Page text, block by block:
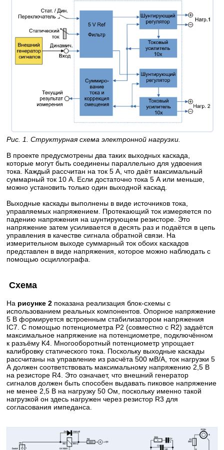
Рис. 1. Структурная схема электронной нагрузки.
В проекте предусмотрены два таких выходных каскада,
которые могут быть соединены параллельно для удвоения
тока. Каждый рассчитан на ток 5 А, что даёт максимальный
суммарный ток 10 А. Если достаточно тока 5 А или меньше,
можно установить только один выходной каскад.
Выходные каскады выполнены в виде источников тока,
управляемых напряжением. Протекающий ток измеряется по
падению напряжения на шунтирующем резисторе. Это
напряжение затем усиливается в десять раз и подаётся в цепь
управления в качестве сигнала обратной связи. На
измерительном выходе суммарный ток обоих каскадов
представлен в виде напряжения, которое можно наблюдать с
помощью осциллографа.
Схема
На рисунке 2 показана реализация блок-схемы с
использованием реальных компонентов. Опорное напряжение
5 В формируется встроенным стабилизатором напряжения
IC7. С помощью потенциометра P2 (совместно с R2) задаётся
максимальное напряжение на потенциометре, подключённом
к разъёму K4. Многооборотный потенциометр упрощает
калибровку статического тока. Поскольку выходные каскады
рассчитаны на управление из расчёта 500 мВ/А, ток нагрузки 5
А должен соответствовать максимальному напряжению 2,5 В
на резисторе R4. Это означает, что внешний генератор
сигналов должен быть способен выдавать пиковое напряжение
не менее 2,5 В на нагрузку 50 Ом, поскольку именно такой
нагрузкой он здесь нагружен через резистор R3 для
согласования импеданса.